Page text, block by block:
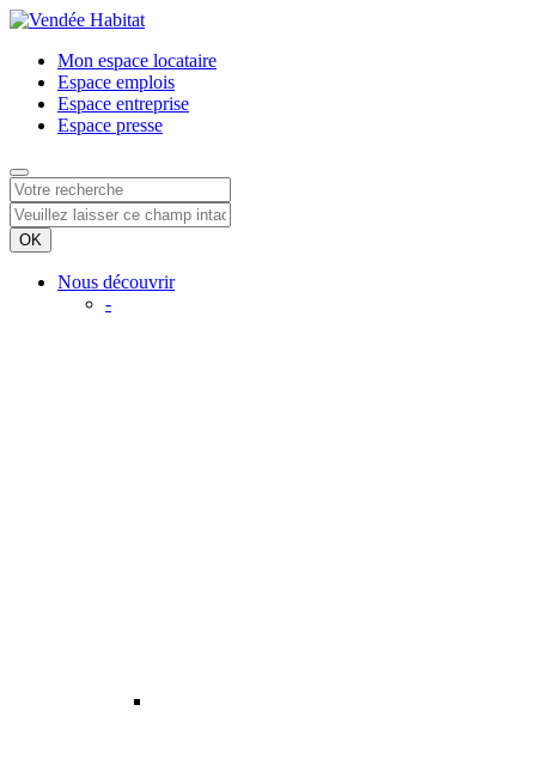
Mon espace locataire
Espace emplois
Espace entreprise
Espace presse
Nous découvrir
-